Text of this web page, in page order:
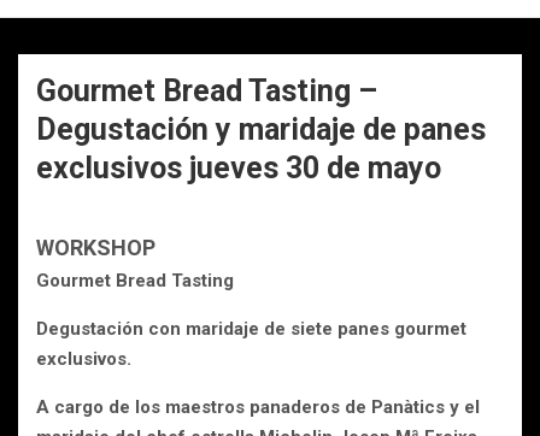
Gourmet Bread Tasting –
Degustación y maridaje de panes
exclusivos jueves 30 de mayo
WORKSHOP
Gourmet Bread Tasting
Degustación con maridaje de siete panes gourmet
exclusivos.
A cargo de los maestros panaderos de Panàtics y el